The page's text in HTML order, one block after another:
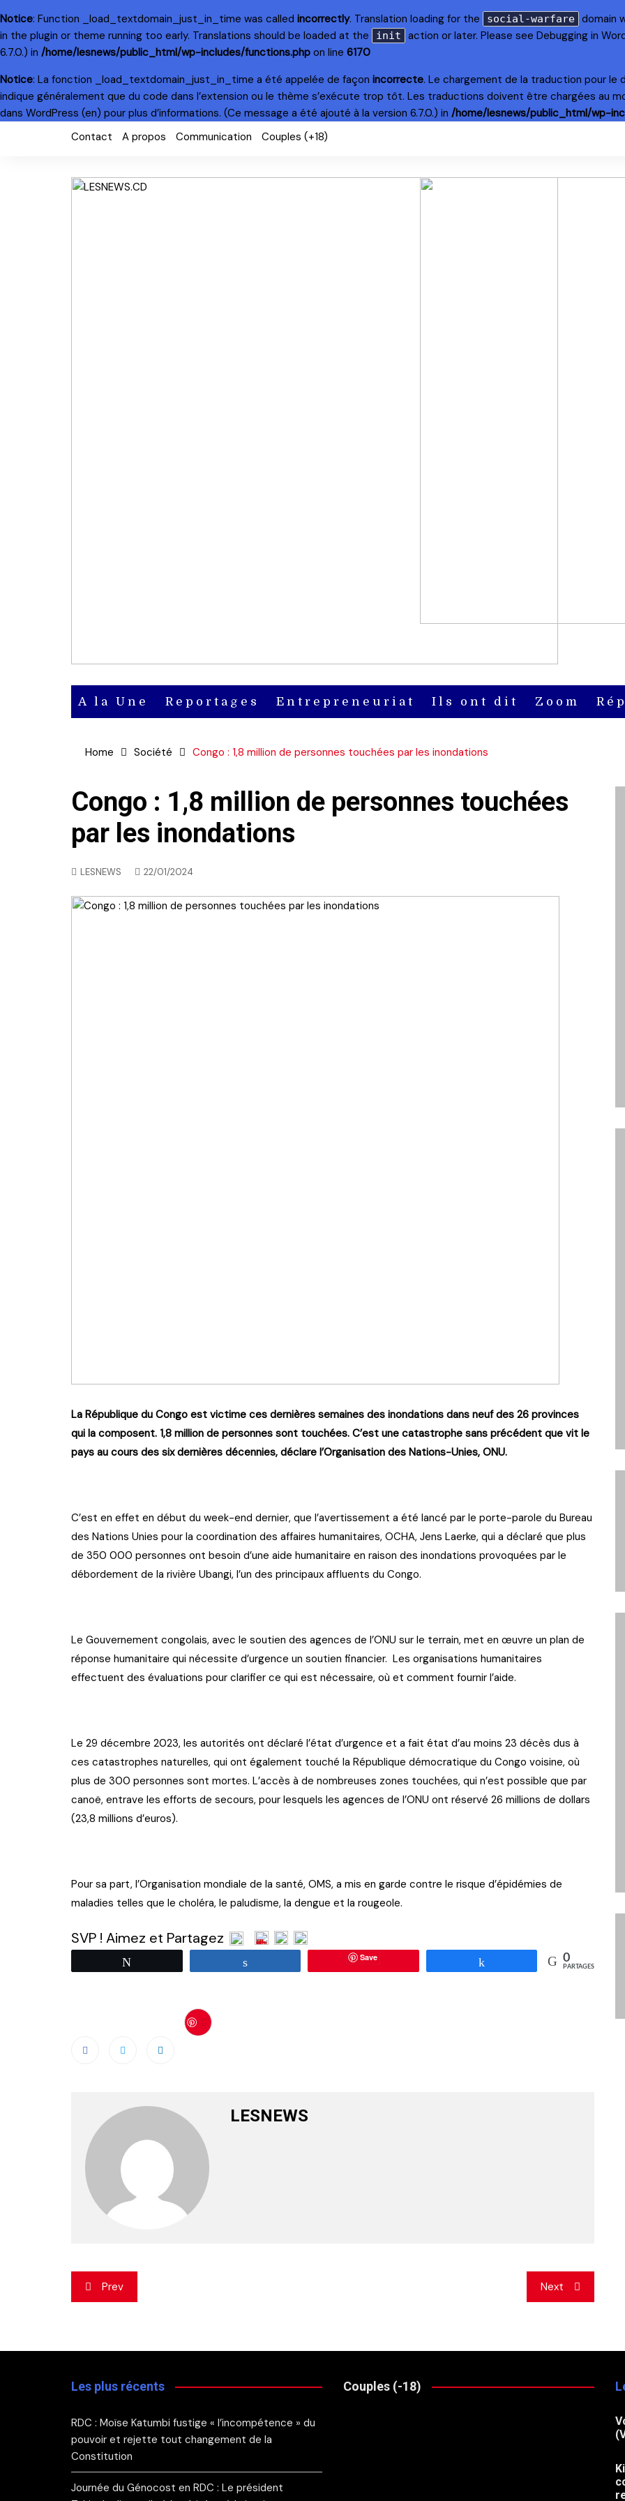
Notice: Function _load_textdomain_just_in_time was called incorrectly. Translation loading for the social-warfare domain
in the plugin or theme running too early. Translations should be loaded at the
init action or later. Please see Debugging in
6.7.0.) in /home/lesnews/public_html/wp-includes/functions.php on line 6170
Notice: La fonction _load_textdomain_just_in_time a été appelée de façon incorrecte. Le chargement de la traduction pour le
indique généralement que du code dans l’extension ou le thème s’exécute trop tôt. Les traductions doivent être chargées au
dans WordPress (en) pour plus d’informations. (Ce message a été ajouté à la version 6.7.0.) in /home/lesnews/public_html/wp-
Contact A propos Communication Couples (+18)
A la Une
vidéo
Actu en
Reportages Entrepreneuriat Ils ont dit Zoom
Home Société Congo : 1,8 million de personnes touchées par les inondations
Congo : 1,8 million de personnes touchées
par les inondations
LESNEWS 22/01/2024
La République du Congo est victime ces dernières semaines des inondations dans neuf des 26 provinces
qui la composent. 1,8 million de personnes sont touchées. C’est une catastrophe sans précédent que vit le
pays au cours des six dernières décennies, déclare l’Organisation des Nations-Unies, ONU.
C’est en effet en début du week-end dernier, que l’avertissement a été lancé par le porte-parole du Bureau
des Nations Unies pour la coordination des affaires humanitaires, OCHA, Jens Laerke, qui a déclaré que plus
de 350 000 personnes ont besoin d’une aide humanitaire en raison des inondations provoquées par le
débordement de la rivière Ubangi, l’un des principaux affluents du Congo.
Le Gouvernement congolais, avec le soutien des agences de l’ONU sur le terrain, met en œuvre un plan de
réponse humanitaire qui nécessite d’urgence un soutien financier. Les organisations humanitaires
effectuent des évaluations pour clarifier ce qui est nécessaire, où et comment fournir l’aide.
Le 29 décembre 2023, les autorités ont déclaré l’état d’urgence et a fait état d’au moins 23 décès dus à
ces catastrophes naturelles, qui ont également touché la République démocratique du Congo voisine, où
plus de 300 personnes sont mortes. L’accès à de nombreuses zones touchées, qui n’est possible que par
canoë, entrave les efforts de secours, pour lesquels les agences de l’ONU ont réservé 26 millions de dollars
(23,8 millions d’euros).
Pour sa part, l’Organisation mondiale de la santé, OMS, a mis en garde contre le risque d’épidémies de
maladies telles que le choléra, le paludisme, la dengue et la rougeole.
SVP ! Aimez et Partagez
Save 0
PARTAGES
LESNEWS
Navigation
de
Prev Next
Les plus récents
RDC : Moïse Katumbi fustige « l’incompétence » du
pouvoir et rejette tout changement de la
Constitution
Journée du Génocost en RDC : Le président
Couples (-18)